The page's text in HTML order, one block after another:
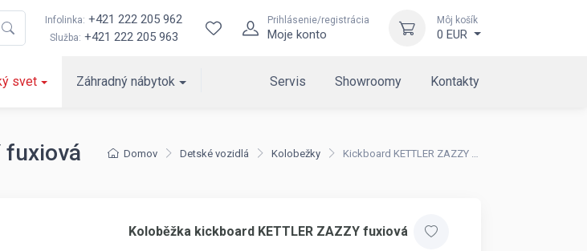
Infolinka: +421 222 205 962
Služba: +421 222 205 963
Prihlásenie/registrácia
Moje konto
Môj košík
0 EUR
svet Záhradný nábytok Servis Showroomy Kontakty
Domov Detské vozidlá Kolobežky Kickboard KETTLER ZAZZY fuxiová
fuxiová
Koloběžka kickboard KETTLER ZAZZY fuxiová